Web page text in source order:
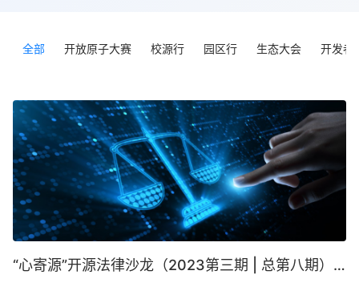
全部 开放原子大赛 校源行 园区行 生态大会 开发者
“心寄源”开源法律沙龙（2023第三期 | 总第八期）成功召开